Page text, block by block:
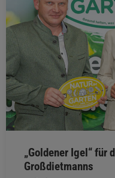
„Goldener Igel“ für
Großdietmanns